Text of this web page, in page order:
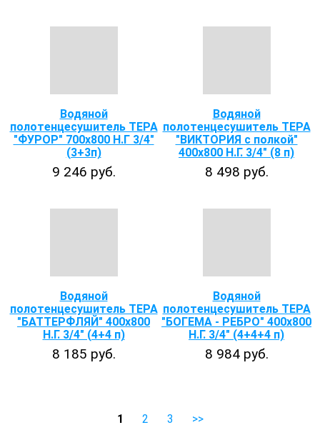
Водяной
полотенцесушитель ТЕРА
"ФУРОР" 700х800 Н.Г 3/4"
(3+3п)
9 246 руб.
Водяной
полотенцесушитель ТЕРА
"ВИКТОРИЯ с полкой"
400х800 Н.Г. 3/4" (8 п)
8 498 руб.
Водяной
полотенцесушитель ТЕРА
"БАТТЕРФЛЯЙ" 400х800
Н.Г. 3/4" (4+4 п)
8 185 руб.
Водяной
полотенцесушитель ТЕРА
"БОГЕМА - РЕБРО" 400х800
Н.Г. 3/4" (4+4+4 п)
8 984 руб.
1 2 3 >>